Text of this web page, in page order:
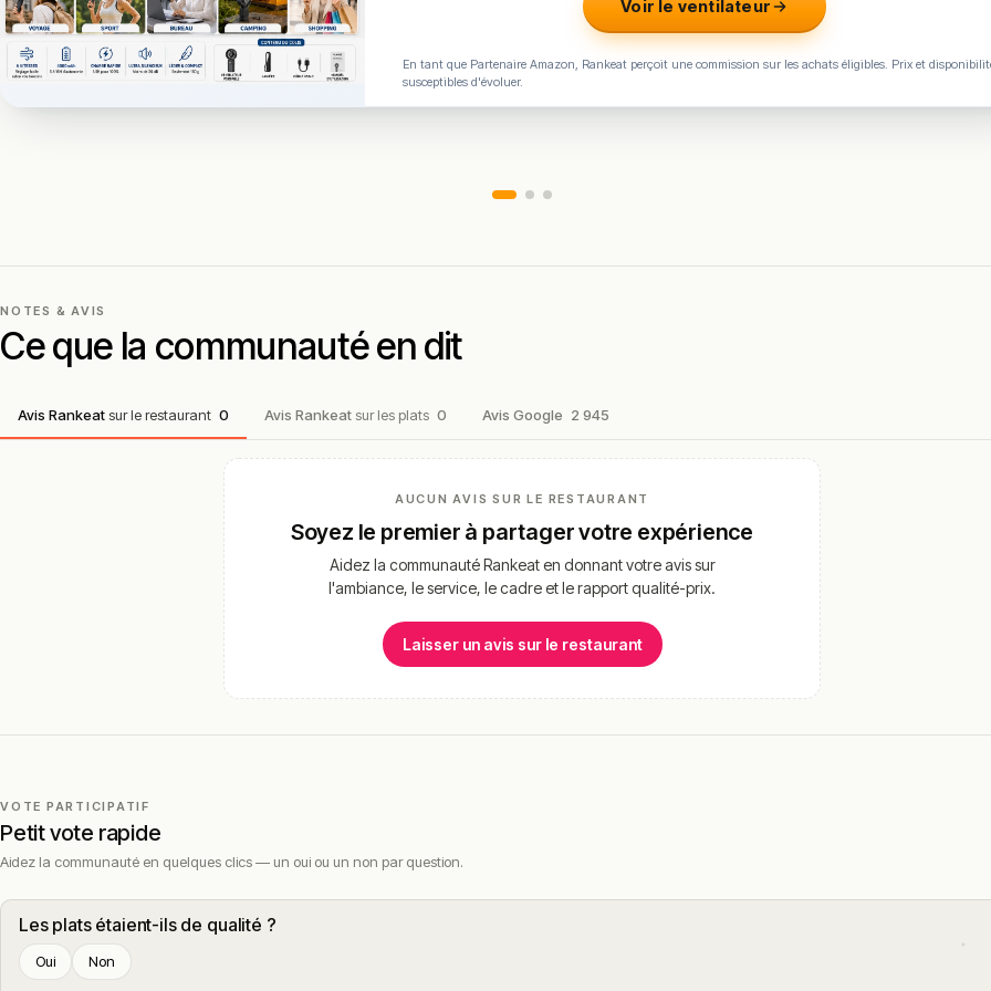
Voir le ventilateur
En tant que Partenaire Amazon, Rankeat perçoit une commission sur les achats éligibles. Prix et
susceptibles d'évoluer.
NOTES & AVIS
Ce que la communauté en dit
Avis Rankeatsur le restaurant 0 Avis Rankeat sur les plats 0 Avis Google 2 945
AUCUN AVIS SUR LE RESTAURANT
Soyez le premier à partager votre expérience
Aidez la communauté Rankeat en donnant votre avis sur
l'ambiance, le service, le cadre et le rapport qualité-prix.
Laisser un avis sur le restaurant
VOTE PARTICIPATIF
Petit vote rapide
Aidez la communauté en quelques clics — un oui ou un non par question.
Les plats étaient-ils de qualité ?
Oui Non